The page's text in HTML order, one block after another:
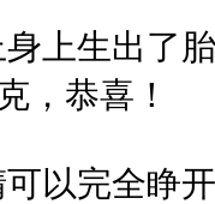
出了胎
，恭喜！
全睁开